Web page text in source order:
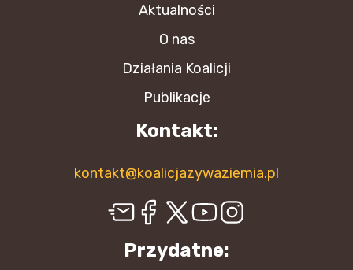
Aktualności
O nas
Działania Koalicji
Publikacje
Kontakt:
kontakt@koalicjazywaziemia.pl
Przydatne: